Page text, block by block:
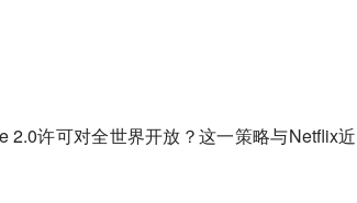
许可对全世界开放？这一策略与Netflix近